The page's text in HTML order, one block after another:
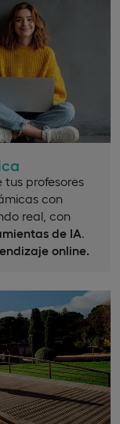
tus profesores
con
real, con
de IA.
online.